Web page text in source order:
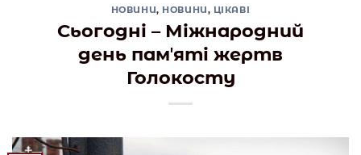
НОВИНИ, НОВИНИ, ЦІКАВІ
Сьогодні – Міжнародний
день памʼяті жертв
Голокосту